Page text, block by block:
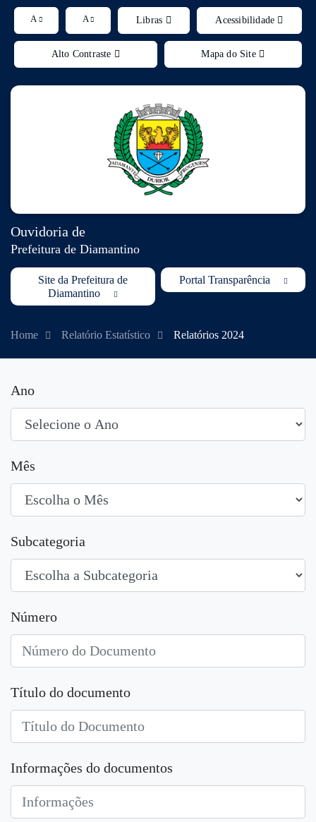
A A Libras Acessibilidade
Alto Contraste Mapa do Site
Ouvidoria de
Prefeitura de Diamantino
Site da Prefeitura de
Diamantino
Portal Transparência
Home Relatório Estatístico Relatórios 2024
Ano
Mês
Subcategoria
Número
Título do documento
Informações do documentos